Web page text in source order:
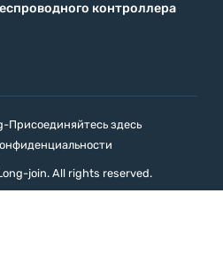
контроллера
Присоединяйтесь здесь
join. All rights reserved.